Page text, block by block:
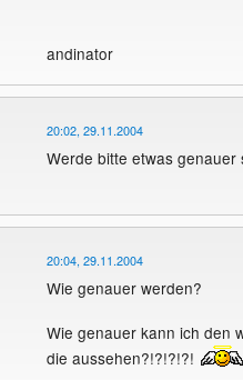
andinator
20:02, 29.11.2004
Werde bitte etwas genauer
20:04, 29.11.2004
Wie genauer werden?
Wie genauer kann ich den
die aussehen?!?!?!?!